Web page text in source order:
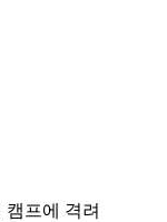
프에 격려